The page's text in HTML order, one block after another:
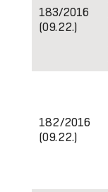
183/2016
(09.22.)
182/2016
(09.22.)